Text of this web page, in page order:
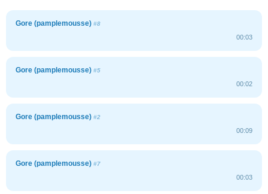
Gore (pamplemousse) #8
00:03
Gore (pamplemousse) #5
00:02
Gore (pamplemousse) #2
00:09
Gore (pamplemousse) #7
00:03